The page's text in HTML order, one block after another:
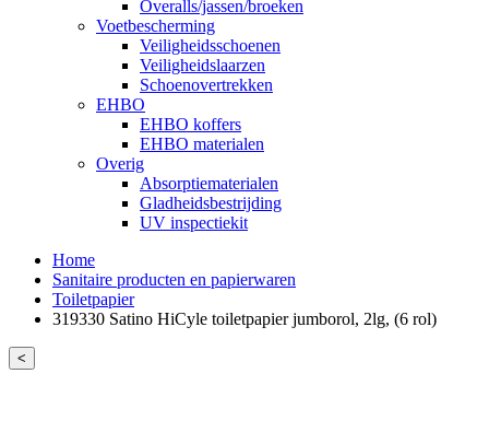
Overalls/jassen/broeken
Voetbescherming
Veiligheidsschoenen
Veiligheidslaarzen
Schoenovertrekken
EHBO
EHBO koffers
EHBO materialen
Overig
Absorptiematerialen
Gladheidsbestrijding
UV inspectiekit
Home
Sanitaire producten en papierwaren
Toiletpapier
319330 Satino HiCyle toiletpapier jumborol, 2lg, (6 rol)
<